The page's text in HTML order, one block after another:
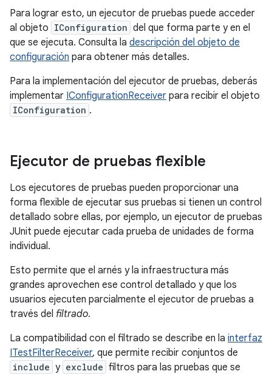
Para lograr esto, un ejecutor de pruebas puede acceder
al objeto IConfiguration del que forma parte y en el
que se ejecuta. Consulta la descripción del objeto de
configuración para obtener más detalles.
Para la implementación del ejecutor de pruebas, deberás
implementar IConfigurationReceiver para recibir el objeto
IConfiguration .
Ejecutor de pruebas flexible
Los ejecutores de pruebas pueden proporcionar una
forma flexible de ejecutar sus pruebas si tienen un control
detallado sobre ellas, por ejemplo, un ejecutor de pruebas
JUnit puede ejecutar cada prueba de unidades de forma
individual.
Esto permite que el arnés y la infraestructura más
grandes aprovechen ese control detallado y que los
usuarios ejecuten parcialmente el ejecutor de pruebas a
través del filtrado.
La compatibilidad con el filtrado se describe en la interfaz
ITestFilterReceiver, que permite recibir conjuntos de
include y exclude filtros para las pruebas que se